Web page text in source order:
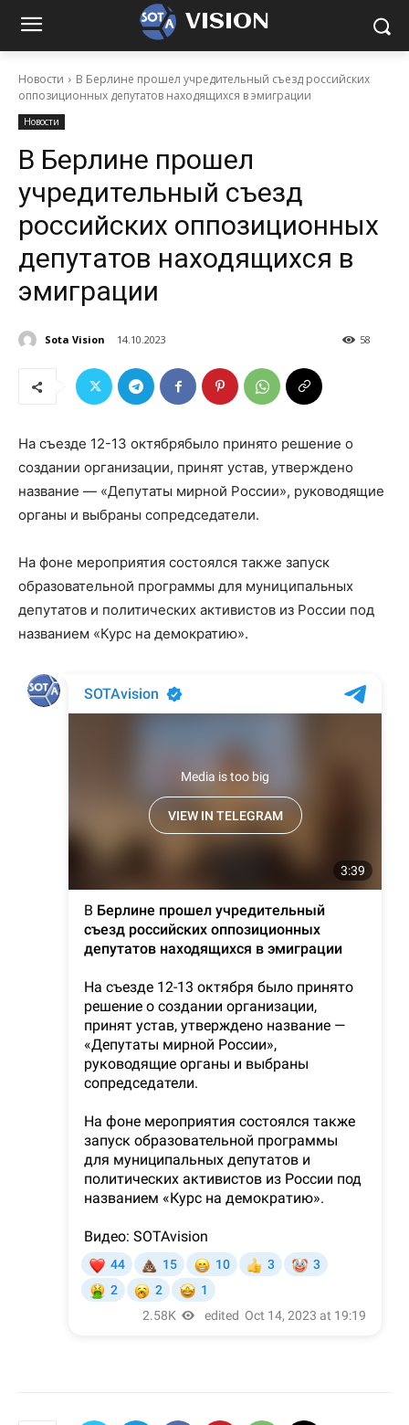
VISION
Новости
В Берлине прошел учредительный съезд российских
оппозиционных депутатов находящихся в эмиграции
Новости
В Берлине прошел
учредительный съезд
российских оппозиционных
депутатов находящихся в
эмиграции
Sota Vision 14.10.2023 58
На съезде 12-13 октябрябыло принято решение о
создании организации, принят устав, утверждено
название — «Депутаты мирной России», руководящие
органы и выбраны сопредседатели.
На фоне мероприятия состоялся также запуск
образовательной программы для муниципальных
депутатов и политических активистов из России под
названием «Курс на демократию».